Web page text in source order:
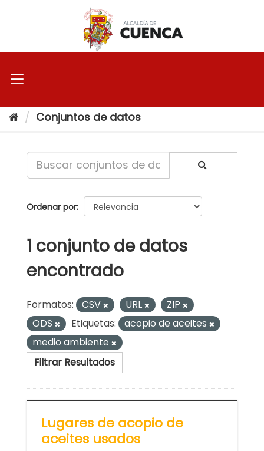
Conjuntos de datos
Ordenar por
1 conjunto de datos
encontrado
Formatos: CSV URL
ZIP
ODS
Etiquetas:
acopio de aceites
medio ambiente
Filtrar Resultados
Lugares de acopio de
aceites usados